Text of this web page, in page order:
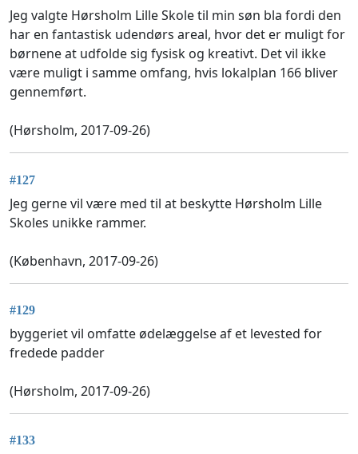
Jeg valgte Hørsholm Lille Skole til min søn bla fordi den
har en fantastisk udendørs areal, hvor det er muligt for
børnene at udfolde sig fysisk og kreativt. Det vil ikke
være muligt i samme omfang, hvis lokalplan 166 bliver
gennemført.
(Hørsholm, 2017-09-26)
#127
Jeg gerne vil være med til at beskytte Hørsholm Lille
Skoles unikke rammer.
(København, 2017-09-26)
#129
byggeriet vil omfatte ødelæggelse af et levested for
fredede padder
(Hørsholm, 2017-09-26)
#133